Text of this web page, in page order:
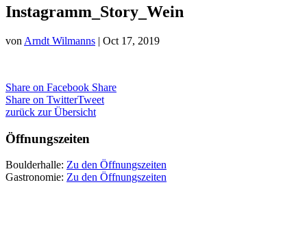
Instagramm_Story_Wein
von Arndt Wilmanns | Oct 17, 2019
Share on Facebook Share
Share on TwitterTweet
zurück zur Übersicht
Öffnungszeiten
Boulderhalle: Zu den Öffnungszeiten
Gastronomie: Zu den Öffnungszeiten